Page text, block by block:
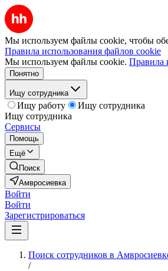
Мы используем файлы cookie, чтобы
Правила использования файлов cookie
Мы используем файлы cookie. Правила
Понятно
Ищу сотрудника
Ищу работу
Ищу сотрудника
Ищу сотрудника
Сервисы
Помощь
Ещё
Поиск
Амвросиевка
Войти
Войти
Зарегистрироваться
Поиск сотрудников в
/